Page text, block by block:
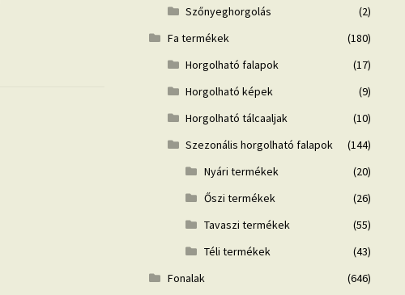
Szőnyeghorgolás
(2)
Fa termékek
(180)
Horgolható falapok
(17)
Horgolható képek
(9)
Horgolható tálcaaljak
(10)
Szezonális horgolható falapok
(144)
Nyári termékek
(20)
Őszi termékek
(26)
Tavaszi termékek
(55)
Téli termékek
(43)
Fonalak
(646)